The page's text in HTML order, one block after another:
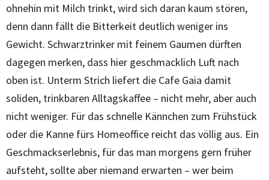
ohnehin mit Milch trinkt, wird sich daran kaum stören,
denn dann fällt die Bitterkeit deutlich weniger ins
Gewicht. Schwarztrinker mit feinem Gaumen dürften
dagegen merken, dass hier geschmacklich Luft nach
oben ist. Unterm Strich liefert die Cafe Gaia damit
soliden, trinkbaren Alltagskaffee – nicht mehr, aber auch
nicht weniger. Für das schnelle Kännchen zum Frühstück
oder die Kanne fürs Homeoffice reicht das völlig aus. Ein
Geschmackserlebnis, für das man morgens gern früher
aufsteht, sollte aber niemand erwarten – wer beim